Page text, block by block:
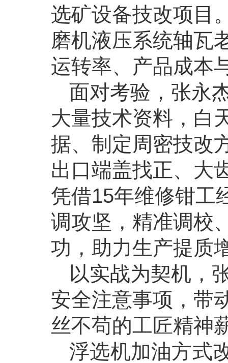
选矿设备技改项目
磨机液压系统轴瓦
运转率、产品成本
面对考验，张永
大量技术资料，白
据、制定周密技改
出口端盖找正、大
凭借15年维修钳工
调攻坚，精准调校
功，助力生产提质
以实战为契机，
安全注意事项，带
丝不苟的工匠精神
浮选机加油方式